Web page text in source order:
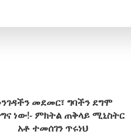
መደመር፣ ግባችን ደግሞ
ነው!- ምክትል ጠቅላይ ሚኒስትር
አቶ ተመሰገን ጥሩነህ